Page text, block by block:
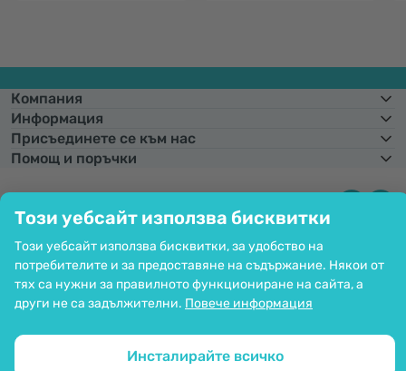
Този уебсайт използва бисквитки
Този уебсайт използва бисквитки, за удобство на
потребителите и за предоставяне на съдържание. Някои от
тях са нужни за правилното функциониране на сайта, а
други не са задължителни. Повече информация
Инсталирайте всичко
Компания
Информация
Присъединете се към нас
Помощ и поръчки
плащане с карта. Гарантирана защита на личните данни чрез SSL
криптиране.
Copyright © 2012 - 2026   |   Be Healthy Group d.o.o.
Карта на сайтаИзползване на бисквитките
Настройки на бисквитките